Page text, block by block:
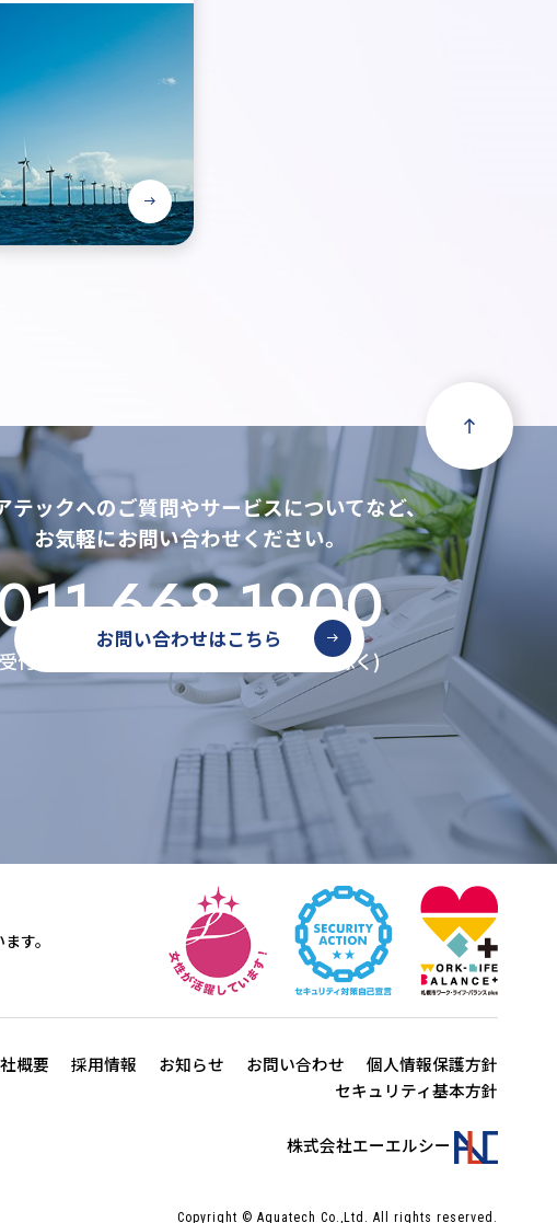
テックへのご質問やサービスについてなど、
お気軽にお問い合わせください。
668-1900
受付時間：9:00～17:00(土・日・祝日を除く)
お問い合わせはこちら
す。
概要 採用情報 お知らせ お問い合わせ
個人情報保護方針
セキュリティ基本方針
株式会社エーエルシー
Copyright © Aquatech Co.,Ltd. All rights reserved.